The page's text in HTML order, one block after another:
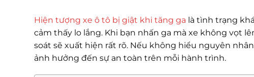
Hiện tượng xe ô tô bị giật khi tăng ga là tình trạng
cảm thấy lo lắng. Khi bạn nhấn ga mà xe không vọt
soát sẽ xuất hiện rất rõ. Nếu không hiểu nguyên
ảnh hưởng đến sự an toàn trên mỗi hành trình.